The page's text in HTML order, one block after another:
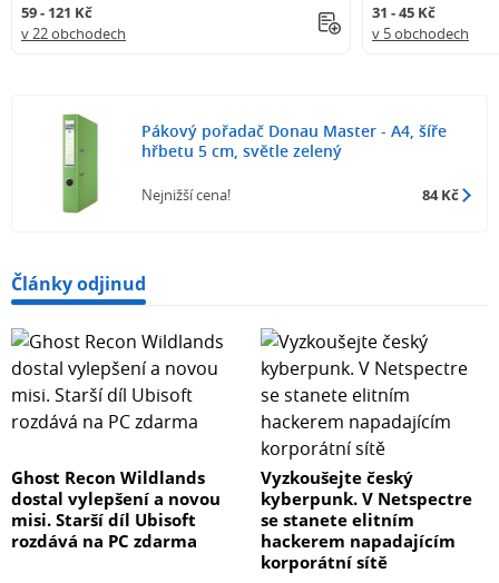
59 - 121 Kč
v 22 obchodech
31 - 45 Kč
v 5 obchodech
Pákový pořadač Donau Master - A4, šíře
hřbetu 5 cm, světle zelený
Nejnižší cena! 84 Kč
Články odjinud
Ghost Recon Wildlands
dostal vylepšení a novou
misi. Starší díl Ubisoft
rozdává na PC zdarma
Vyzkoušejte český
kyberpunk. V Netspectre
se stanete elitním
hackerem napadajícím
korporátní sítě